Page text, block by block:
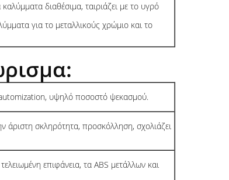
διαθέσιμα, ταιριάζει με το υγρό
για το μεταλλικούς χρώμιο και το
automization, υψηλό ποσοστό ψεκασμού.
άριστη σκληρότητα, προσκόλληση, σχολιάζει
επιφάνεια, τα ABS μετάλλων και